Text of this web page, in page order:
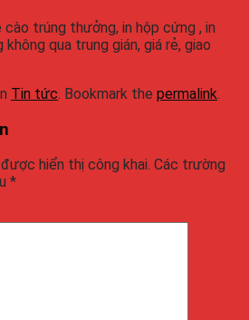
cào trúng thưởng, in hộp cứng , in
qua trung gián, giá rẻ, giao
Tin tức. Bookmark the permalink.
hiển thị công khai. Các trường
*